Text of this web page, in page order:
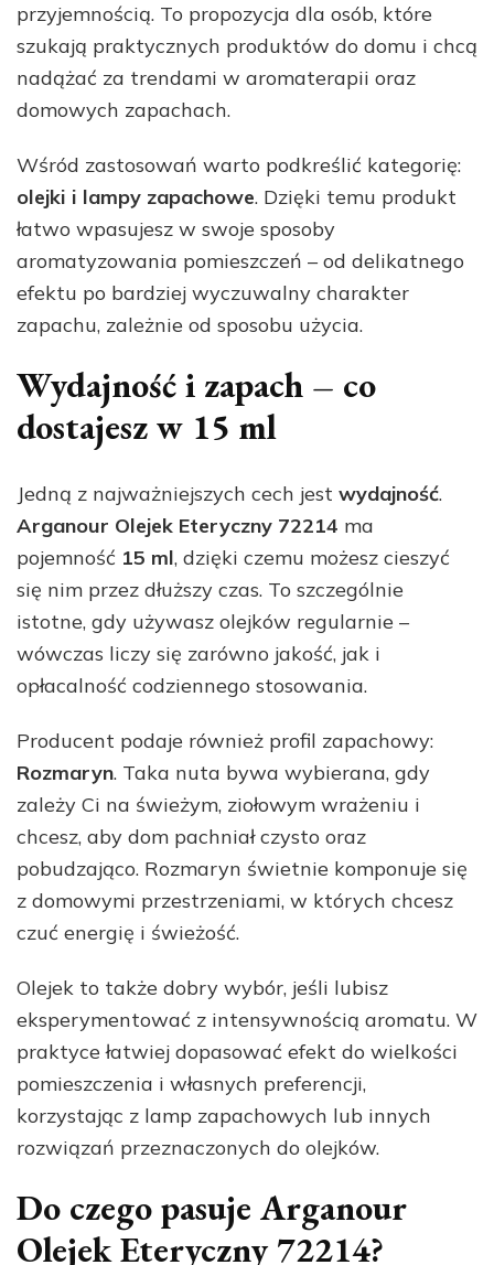
przyjemnością. To propozycja dla osób, które
szukają praktycznych produktów do domu i chcą
nadążać za trendami w aromaterapii oraz
domowych zapachach.
Wśród zastosowań warto podkreślić kategorię:
olejki i lampy zapachowe. Dzięki temu produkt
łatwo wpasujesz w swoje sposoby
aromatyzowania pomieszczeń – od delikatnego
efektu po bardziej wyczuwalny charakter
zapachu, zależnie od sposobu użycia.
Wydajność i zapach – co
dostajesz w 15 ml
Jedną z najważniejszych cech jest wydajność.
Arganour Olejek Eteryczny 72214 ma
pojemność 15 ml, dzięki czemu możesz cieszyć
się nim przez dłuższy czas. To szczególnie
istotne, gdy używasz olejków regularnie –
wówczas liczy się zarówno jakość, jak i
opłacalność codziennego stosowania.
Producent podaje również profil zapachowy:
Rozmaryn. Taka nuta bywa wybierana, gdy
zależy Ci na świeżym, ziołowym wrażeniu i
chcesz, aby dom pachniał czysto oraz
pobudzająco. Rozmaryn świetnie komponuje się
z domowymi przestrzeniami, w których chcesz
czuć energię i świeżość.
Olejek to także dobry wybór, jeśli lubisz
eksperymentować z intensywnością aromatu. W
praktyce łatwiej dopasować efekt do wielkości
pomieszczenia i własnych preferencji,
korzystając z lamp zapachowych lub innych
rozwiązań przeznaczonych do olejków.
Do czego pasuje Arganour
Olejek Eteryczny 72214?